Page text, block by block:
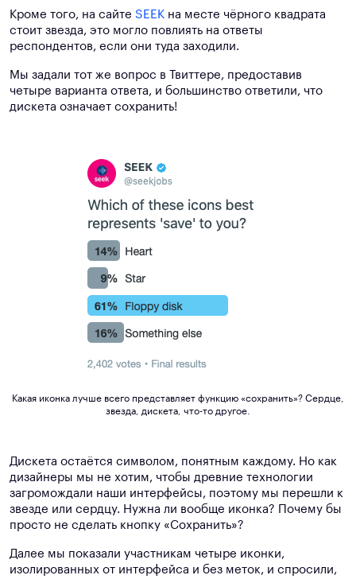
Кроме того, на сайте SEEK на месте чёрного квадрата
стоит звезда, это могло повлиять на ответы
респондентов, если они туда заходили.
Мы задали тот же вопрос в Твиттере, предоставив
четыре варианта ответа, и большинство ответили, что
дискета означает сохранить!
Какая иконка лучше всего представляет функцию «сохранить»? Сердце,
звезда, дискета, что-то другое.
Дискета остаётся символом, понятным каждому. Но как
дизайнеры мы не хотим, чтобы древние технологии
загромождали наши интерфейсы, поэтому мы перешли к
звезде или сердцу. Нужна ли вообще иконка? Почему бы
просто не сделать кнопку «Сохранить»?
Далее мы показали участникам четыре иконки,
изолированных от интерфейса и без меток, и спросили,